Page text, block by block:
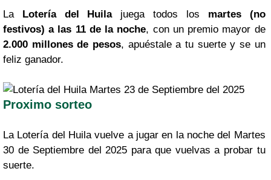
La Lotería del Huilajuega todos los martes (no
festivos) a las 11 de la noche, con un premio mayor de
2.000 millones de pesos, apuéstale a tu suerte y se un
feliz ganador.
Proximo sorteo
La Lotería del Huila vuelve a jugar en la noche del Martes
30 de Septiembre del 2025 para que vuelvas a probar tu
suerte.